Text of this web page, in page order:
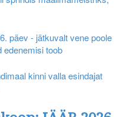
päev - jätkuvalt vene poole
edenemisi toob
kinni valla esindajat